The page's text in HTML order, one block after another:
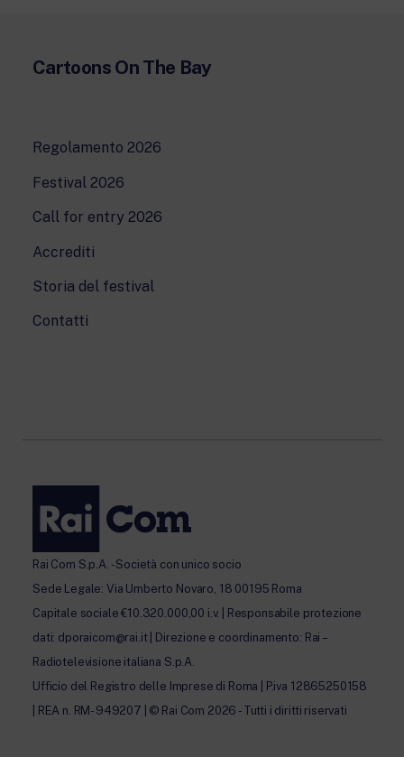
Cartoons On The Bay
Regolamento 2026
Festival 2026
Call for entry 2026
Accrediti
Storia del festival
Contatti
Rai Com S.p.A. - Società con unico socio
Sede Legale: Via Umberto Novaro, 18 00195 Roma
Capitale sociale €10.320.000,00 i.v. | Responsabile protezione
dati: dporaicom@rai.it | Direzione e coordinamento: Rai –
Radiotelevisione italiana S.p.A.
Ufficio del Registro delle Imprese di Roma | P.iva 12865250158
| REA n. RM- 949207 | © Rai Com 2026 - Tutti i diritti riservati